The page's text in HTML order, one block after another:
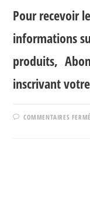
Pour recevoir
informations
produits,
inscrivant
COMMENTAIRES